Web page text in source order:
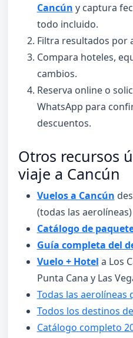
Cancún y captura
todo incluido.
Filtra resultados por
Compara hoteles,
cambios.
Reserva online o
WhatsApp para
descuentos.
Otros recursos
viaje a Cancún
Vuelos a Cancún
(todas las aerolíneas)
Catálogo de
Guía completa del
Vuelo + Hotel a Los
Punta Cana y Las
Todas las aerolíneas
Todos los destinos
Catálogo completo